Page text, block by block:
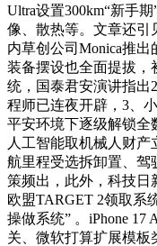
Ultra设置300km“新手
像、散热等。文章还引
内草创公司Monica推
装备摆设也全面提拔，
统，国泰君安演讲指出
程师已连夜开辟，3、
平安环境下逐级解锁全
人工智能取机械人财
航里程受选拆卸置、驾
策频出，此外，科技日
欧盟TARGET 2领取系
操做系统” 。iPhone
关、微软打算扩展模